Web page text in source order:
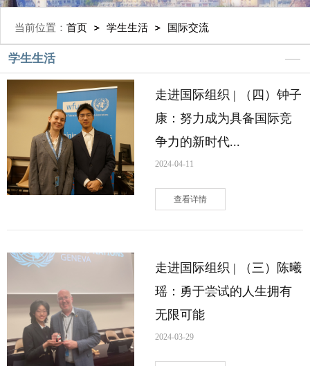
当前位置： 首页 学生生活 国际交流
学生生活
走进国际组织 | （四）钟子
康：努力成为具备国际竞
争力的新时代...
2024-04-11
查看详情
走进国际组织 | （三）陈曦
瑶：勇于尝试的人生拥有
无限可能
2024-03-29